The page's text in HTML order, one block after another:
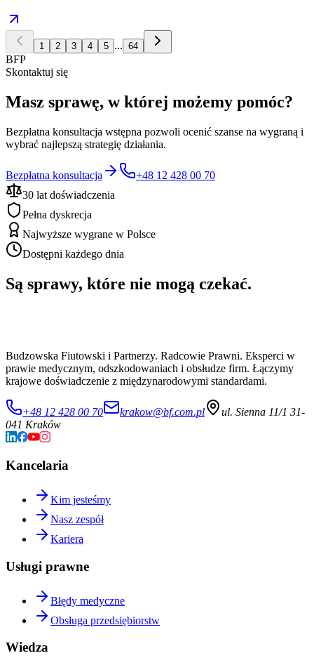
1 2 3 4 5 ... 64
BFP
Skontaktuj się
Masz sprawę, w której możemy pomóc?
Bezpłatna konsultacja wstępna pozwoli ocenić szanse na wygraną i
wybrać najlepszą strategię działania.
Bezpłatna konsultacja
+48 12 428 00 70
30 lat doświadczenia
Pełna dyskrecja
Najwyższe wygrane w Polsce
Dostępni każdego dnia
Są sprawy, które nie mogą czekać.
Budzowska Fiutowski i Partnerzy. Radcowie Prawni. Eksperci w
prawie medycznym, odszkodowaniach i obsłudze firm. Łączymy
krajowe doświadczenie z międzynarodowymi standardami.
+48 12 428 00 70 krakow@bf.com.pl
ul. Sienna 11/1 31-
041 Kraków
Kancelaria
Kim jesteśmy
Nasz zespół
Kariera
Usługi prawne
Błędy medyczne
Obsługa przedsiębiorstw
Wiedza